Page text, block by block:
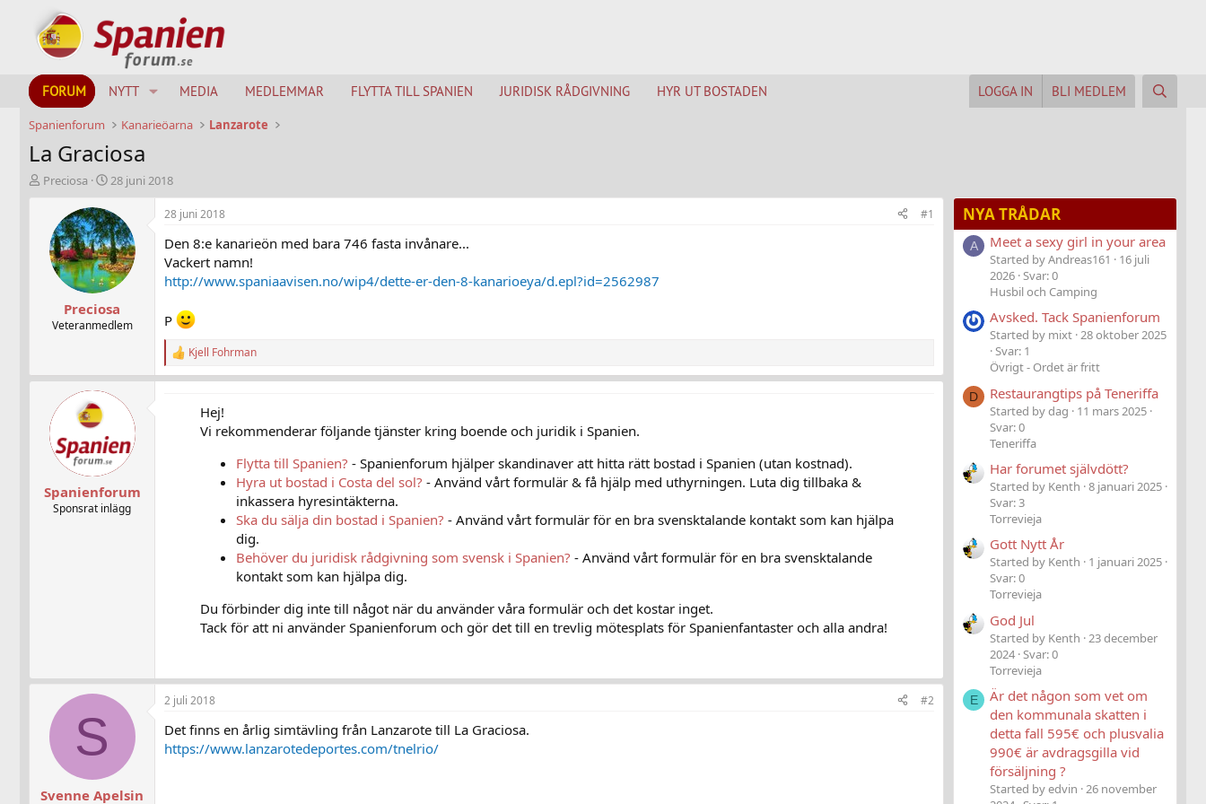
FORUM NYTT MEDIA MEDLEMMAR FLYTTA TILL SPANIEN JURIDISK RÅDGIVNING HYR UT BOSTADEN LOGGA IN BLI MEDLEM
Spanienforum Kanarieöarna Lanzarote
La Graciosa
T
h
r
Preciosa
S
t
a
r
t
d
a
t
u
m
28 juni 2018
Preciosa
Veteranmedlem
28 juni 2018 #1
Den 8:e kanarieön med bara 746 fasta invånare...
Vackert namn!
http://www.spaniaavisen.no/wip4/dette-er-den-8-kanarioeya/d.epl?id=2562987
P
R
e
a
Kjell Fohrman
Spanienforum
Sponsrat inlägg
Hej!
Vi rekommenderar följande tjänster kring boende och juridik i Spanien.
Flytta till Spanien? - Spanienforum hjälper skandinaver att hitta rätt bostad i Spanien (utan kostnad).
Hyra ut bostad i Costa del sol? - Använd vårt formulär & få hjälp med uthyrningen. Luta dig tillbaka &
inkassera hyresintäkterna.
Ska du sälja din bostad i Spanien? - Använd vårt formulär för en bra svensktalande kontakt som kan hjälpa
dig.
Behöver du juridisk rådgivning som svensk i Spanien? - Använd vårt formulär för en bra svensktalande
kontakt som kan hjälpa dig.
Du förbinder dig inte till något när du använder våra formulär och det kostar inget.
Tack för att ni använder Spanienforum och gör det till en trevlig mötesplats för Spanienfantaster och alla andra!
S
Svenne Apelsin
2 juli 2018 #2
Det finns en årlig simtävling från Lanzarote till La Graciosa.
https://www.lanzarotedeportes.com/tnelrio/
NYA TRÅDAR
A Meet a sexy girl in your area
Started by Andreas161
16 juli
2026 Svar: 0
Husbil och Camping
Avsked. Tack Spanienforum
Started by mixt 28 oktober 2025
Svar: 1
Övrigt - Ordet är fritt
D Restaurangtips på Teneriffa
Started by dag
11 mars 2025
Svar: 0
Teneriffa
Har forumet självdött?
Started by Kenth 8 januari 2025
Svar: 3
Torrevieja
Gott Nytt År
Started by Kenth
1 januari 2025
Svar: 0
Torrevieja
God Jul
Started by Kenth 23 december
2024 Svar: 0
Torrevieja
E
Är det någon som vet om
den kommunala skatten i
detta fall 595€ och plusvalia
990€ är avdragsgilla vid
försäljning ?
Started by edvin 26 november